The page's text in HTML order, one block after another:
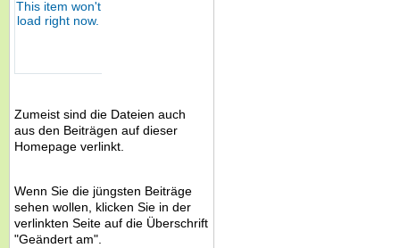
Zumeist sind die Dateien auch
aus den Beiträgen auf dieser
Homepage verlinkt.
Wenn Sie die jüngsten Beiträge
sehen wollen, klicken Sie in der
verlinkten Seite auf die Überschrift
"Geändert am".